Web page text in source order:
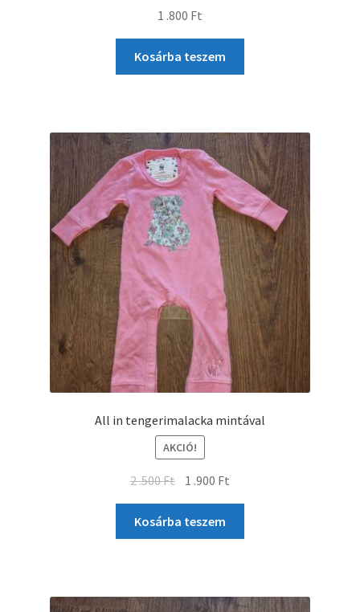
1 .800 Ft
Kosárba teszem
All in tengerimalacka mintával
AKCIÓ!
2 .500Ft 1 .900 Ft
Kosárba teszem